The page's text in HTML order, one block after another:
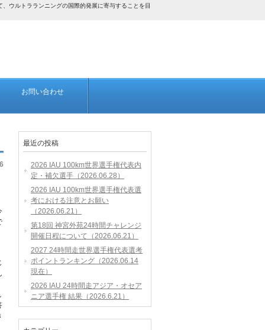
ウルトラランニングの国際的発展に寄与することを目
お問い合わせ
最近の投稿
2026 IAU 100km世界選手権代表内
定・補欠選手（2026.06.28）
2026 IAU 100km世界選手権代表選
考における注意とお願い
（2026.06.21）
第18回 神宮外苑24時間チャレンジ
開催日程について（2026.06.21）
2027 24時間走世界選手権代表選考
ポイントランキング（2026.06.14
現在）
2026 IAU 24時間走アジア・オセア
ニア選手権 結果（2026.6.21）